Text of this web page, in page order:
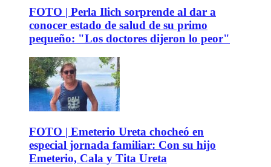
FOTO | Perla Ilich sorprende al dar a
conocer estado de salud de su primo
pequeño: "Los doctores dijeron lo peor"
FOTO | Emeterio Ureta chocheó en
especial jornada familiar: Con su hijo
Emeterio, Cala y Tita Ureta